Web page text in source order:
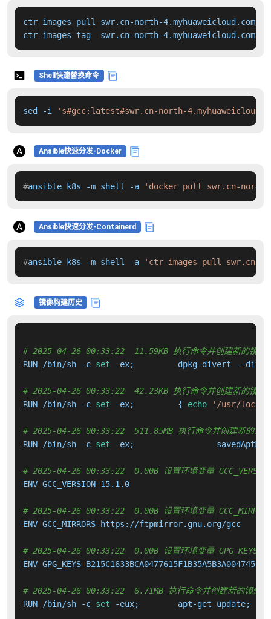
ctr images pull swr.cn-north-4.myhuaweicloud.com/
ctr images tag  swr.cn-north-
Shell快速替换命令
sed -i 's#gcc:latest#swr.cn-north-
Ansible快速分发-Docker
#ansible k8s -m shell -a 'docker pull swr.cn-north-
Ansible快速分发-Containerd
#ansible k8s -m shell -a 'ctr images pull swr.cn-
镜像构建历史
# 2025-04-26 00:33:22  11.59KB 执行命令并创建新的镜像
RUN /bin/sh -c set
# 2025-04-26 00:33:22  42.23KB 执行命令并创建新的镜像
RUN /bin/sh -c set -ex; 	{ echo '/usr/
# 2025-04-26 00:33:22  511.85MB 执行命令并创建新的镜
RUN /bin/sh -c set -ex;
# 2025-04-26 00:33:22  0.00B 设置环境变量
ENV GCC_VERSION=15.1.0
# 2025-04-26 00:33:22  0.00B 设置环境变量
ENV GCC_MIRRORS=https://ftpmirror.gnu.org/gcc 		https://mirrors.kernel.org/gnu/gcc 		https://bigsearcher.com/mirrors/gcc/releases 		http://www.netgull.com/gcc/releases 		https://ftpmirror.gnu.org/gcc 		https://sourceware.org/pub/gcc/releases 		ftp://ftp.gnu.org/gnu/gcc
# 2025-04-26 00:33:22  0.00B 设置环境变量 GPG_KEYS
ENV GPG_KEYS=B215C1633BCA0477615F1B35A5B3A004745C015A 	B3C42148A44E6983B3E4CC0793FA9B1AB75C61B8 	90AA470469D3965A87A5DCB494D03953902C9419 	80F98B2E0DAB6C8281BDF541A7C8C3B2F71EDF1C 	7F74F97C103468EE5D750B583AB00996FC26A641 	33C235A34C46AA3FFB293709A328C3A2C3C45C06
# 2025-04-26 00:33:22  6.71MB 执行命令并创建新的镜像层
RUN /bin/sh -c set